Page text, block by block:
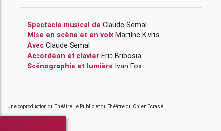
Spectacle musical de Claude Semal
Mise en scène et en voix Martine Kivits
Avec Claude Semal
Accordéon et clavier Eric Bribosia
Scénographie et lumière
Ivan Fox
Une coproduction du Théâtre Le Public et du Théâtre du Chien Ecrasé.